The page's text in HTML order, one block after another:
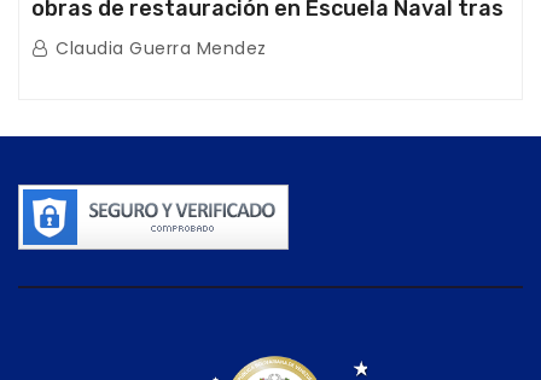
obras de restauración en Escuela Naval tras
afectaciones sísmicas en La Guaira
Claudia Guerra Mendez